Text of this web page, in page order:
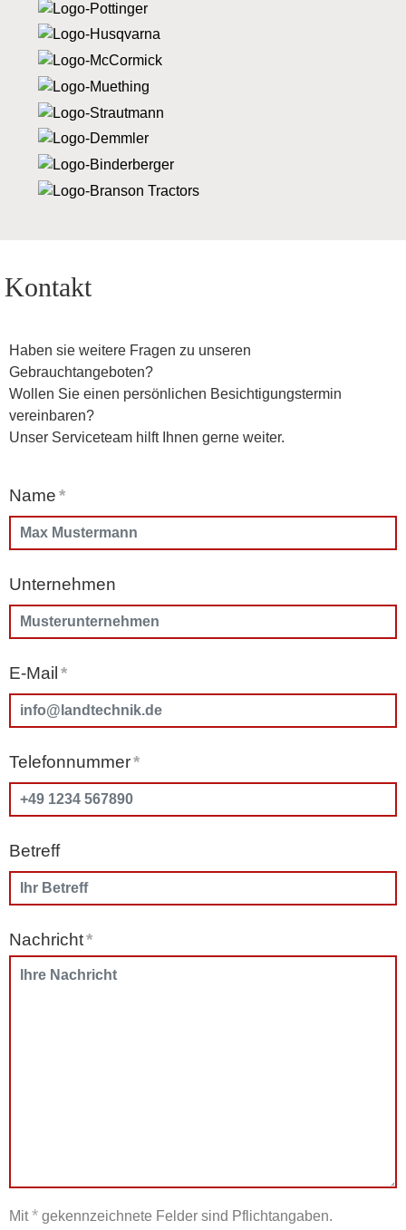
Kontakt
Haben sie weitere Fragen zu unseren
Gebrauchtangeboten?
Wollen Sie einen persönlichen Besichtigungstermin
vereinbaren?
Unser Serviceteam hilft Ihnen gerne weiter.
Name*
Unternehmen
E-Mail *
Telefonnummer*
Betreff
Nachricht*
Mit* gekennzeichnete Felder sind Pflichtangaben.